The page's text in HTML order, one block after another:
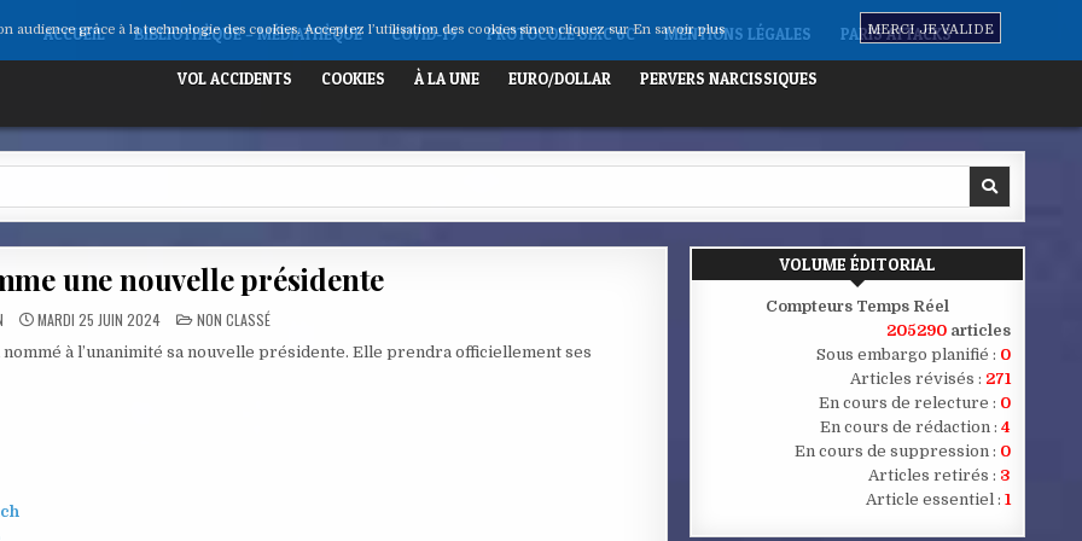
ACCUEIL BIBLIOTHÈQUE – MÉDIATHÈQUE COVID-19 PROTOCOLE SIXC 6C MENTIONS LÉGALES PARIS ATTACKS
VOL ACCIDENTS COOKIES À LA UNE EURO/DOLLAR PERVERS NARCISSIQUES
une nouvelle présidente
MARDI 25 JUIN 2024 POSTED
IN
NON CLASSÉ
à l’unanimité sa nouvelle présidente. Elle prendra officiellement ses
VOLUME ÉDITORIAL
Compteurs Temps Réel
205290 articles
Sous embargo planifié : 0
Articles révisés : 271
En cours de relecture : 0
En cours de rédaction : 4
En cours de suppression : 0
Articles retirés : 3
Article essentiel : 1
audience grâce à la technologie des cookies. Acceptez l’utilisation des cookies sinon cliquez surEn savoir plus MERCI JE VALIDE